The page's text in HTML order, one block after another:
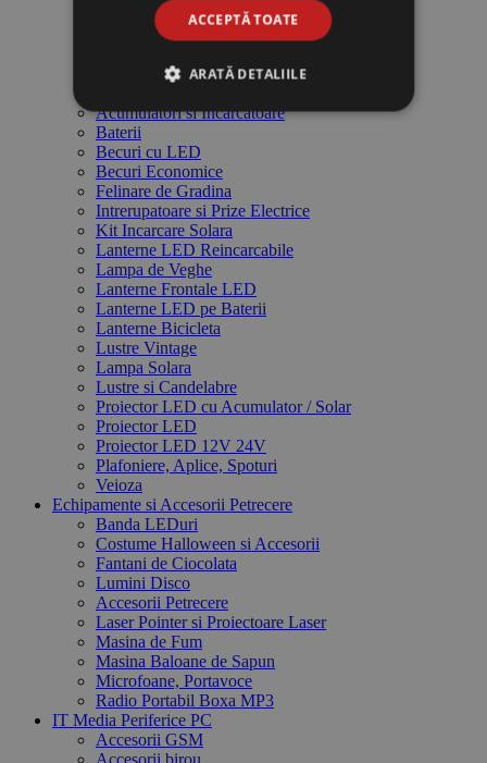
Lanterne Profesionale Yemao
Lanterna de Mana LED Yemao
Acumulatori si Incarcatoare
Baterii
Becuri cu LED
Becuri Economice
Felinare de Gradina
Intrerupatoare si Prize Electrice
Kit Incarcare Solara
Lanterne LED Reincarcabile
Lampa de Veghe
Lanterne Frontale LED
Lanterne LED pe Baterii
Lanterne Bicicleta
Lustre Vintage
Lampa Solara
Lustre si Candelabre
Proiector LED cu Acumulator / Solar
Proiector LED
Proiector LED 12V 24V
Plafoniere, Aplice, Spoturi
Veioza
Echipamente si Accesorii Petrecere
Banda LEDuri
Costume Halloween si Accesorii
Fantani de Ciocolata
Lumini Disco
Accesorii Petrecere
Laser Pointer si Proiectoare Laser
Masina de Fum
Masina Baloane de Sapun
Microfoane, Portavoce
Radio Portabil Boxa MP3
IT Media Periferice PC
Accesorii GSM
Accesorii birou
ACCEPTĂ TOATE
ARATĂ DETALIILE